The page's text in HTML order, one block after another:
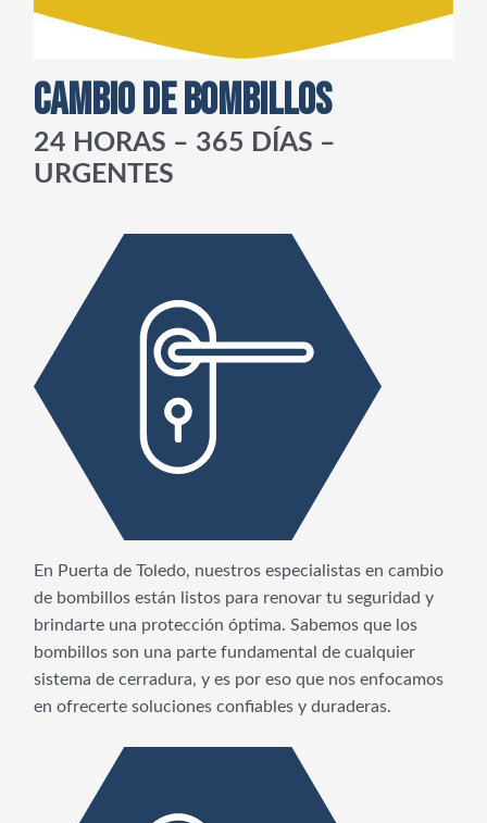
CAMBIO DE BOMBILLOS
24 HORAS – 365 DÍAS –
URGENTES
En Puerta de Toledo, nuestros especialistas en cambio
de bombillos están listos para renovar tu seguridad y
brindarte una protección óptima. Sabemos que los
bombillos son una parte fundamental de cualquier
sistema de cerradura, y es por eso que nos enfocamos
en ofrecerte soluciones confiables y duraderas.